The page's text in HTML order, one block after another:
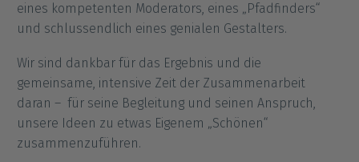
eines kompetenten Moderators, eines „Pfadfinders“
und schlussendlich eines genialen Gestalters.
Wir sind dankbar für das Ergebnis und die
gemeinsame, intensive Zeit der Zusammenarbeit
daran – für seine Begleitung und seinen Anspruch,
unsere Ideen zu etwas Eigenem „Schönen“
zusammenzuführen.